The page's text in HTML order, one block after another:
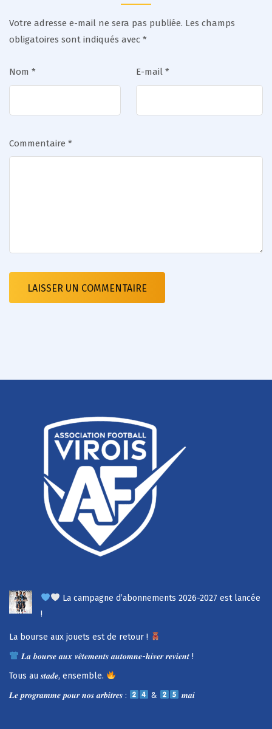
Votre adresse e-mail ne sera pas publiée. Les champs
obligatoires sont indiqués avec *
Nom * E-mail *
Commentaire *
La campagne d’abonnements 2026-2027 est lancée
!
La bourse aux jouets est de retour !
𝑳𝒂 𝒃𝒐𝒖𝒓𝒔𝒆 𝒂𝒖𝒙 𝒗𝒆̂𝒕𝒆𝒎𝒆𝒏𝒕𝒔 𝒂𝒖𝒕𝒐𝒎𝒏𝒆-𝒉𝒊𝒗𝒆𝒓 𝒓𝒆𝒗𝒊𝒆𝒏𝒕 !
Tous au 𝒔𝒕𝒂𝒅𝒆, ensemble.
𝑳𝒆 𝒑𝒓𝒐𝒈𝒓𝒂𝒎𝒎𝒆 𝒑𝒐𝒖𝒓 𝒏𝒐𝒔 𝒂𝒓𝒃𝒊𝒕𝒓𝒆𝒔 :
& 𝒎𝒂𝒊